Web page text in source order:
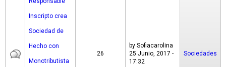
Inscripto crea
Sociedad de
Hecho con
Monotributista
26
by Sofiacarolina
25 Junio, 2017 -
17:32
Sociedades